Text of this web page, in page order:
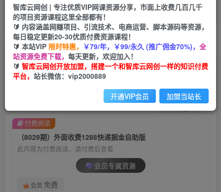
网赚网创 项目
365天稳定跟新
APP下载
GO
首页 创业课程 会员专属 正文
（8029期）外面收费1288快递掘金自助版
关注 私信
（8029期）外面收费1288快递掘金自助版
此内容为付费阅读，请付费后查看
会员专属资源
会员 免费
付费阅读
智库云网创 | 专注优质VIP网课资源分享，市面上收费几百几千
的项目资源课程这里全部都有！
🔰 内容涵盖网赚项目、引流技术、电商运营、脚本源码等资源，
每日稳定更新20-30优质付费资源课程！
🔰 本站VIP 限时特惠， ￥79/年，￥99/永久 (推广佣金70%)， 全
站资源免费下载， 每天更新，欢迎加入！
🔰 智库云网创开放加盟，搭建一个和智库云网创一样的知识付费
平台， 站长微信：vip2000889
开通VIP会员 加盟当站长